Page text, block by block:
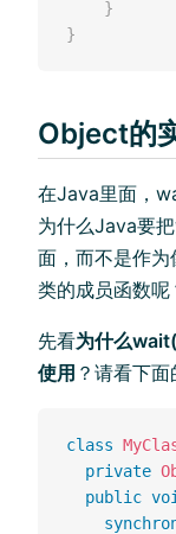
}
}
Object的
在Java里面，
为什么Java要
面，而不是作
类的成员函数呢
先看为什么
使用 ？请看下面
class
private
public